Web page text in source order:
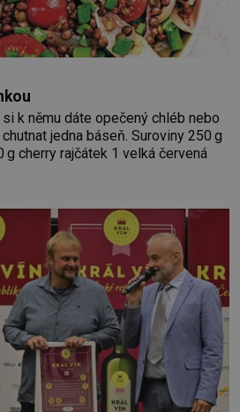
k němu dáte opečený chléb nebo
báseň. Suroviny 250 g
cherry rajčátek 1 velká červená